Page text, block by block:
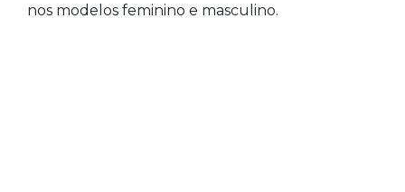
nos modelos feminino e masculino.